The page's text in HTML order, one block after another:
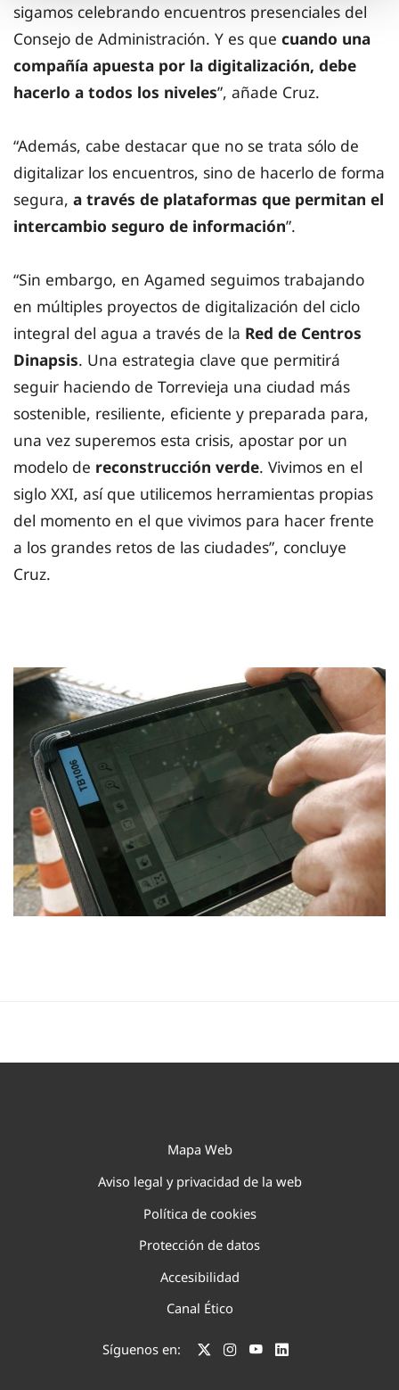
sigamos celebrando encuentros presenciales del
Consejo de Administración. Y es que cuando una
compañía apuesta por la digitalización, debe
hacerlo a todos los niveles”, añade Cruz.
“Además, cabe destacar que no se trata sólo de
digitalizar los encuentros, sino de hacerlo de forma
segura, a través de plataformas que permitan el
intercambio seguro de información”.
“Sin embargo, en Agamed seguimos trabajando
en múltiples proyectos de digitalización del ciclo
integral del agua a través de la Red de Centros
Dinapsis. Una estrategia clave que permitirá
seguir haciendo de Torrevieja una ciudad más
sostenible, resiliente, eficiente y preparada para,
una vez superemos esta crisis, apostar por un
modelo de reconstrucción verde. Vivimos en el
siglo XXI, así que utilicemos herramientas propias
del momento en el que vivimos para hacer frente
a los grandes retos de las ciudades”, concluye
Cruz.
Mapa Web
Aviso legal y privacidad de la web
Política de cookies
Protección de datos
Accesibilidad
Canal Ético
Síguenos en: